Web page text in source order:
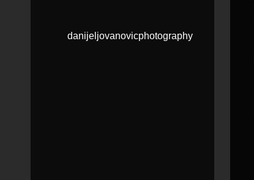
danijeljovanovicphotography